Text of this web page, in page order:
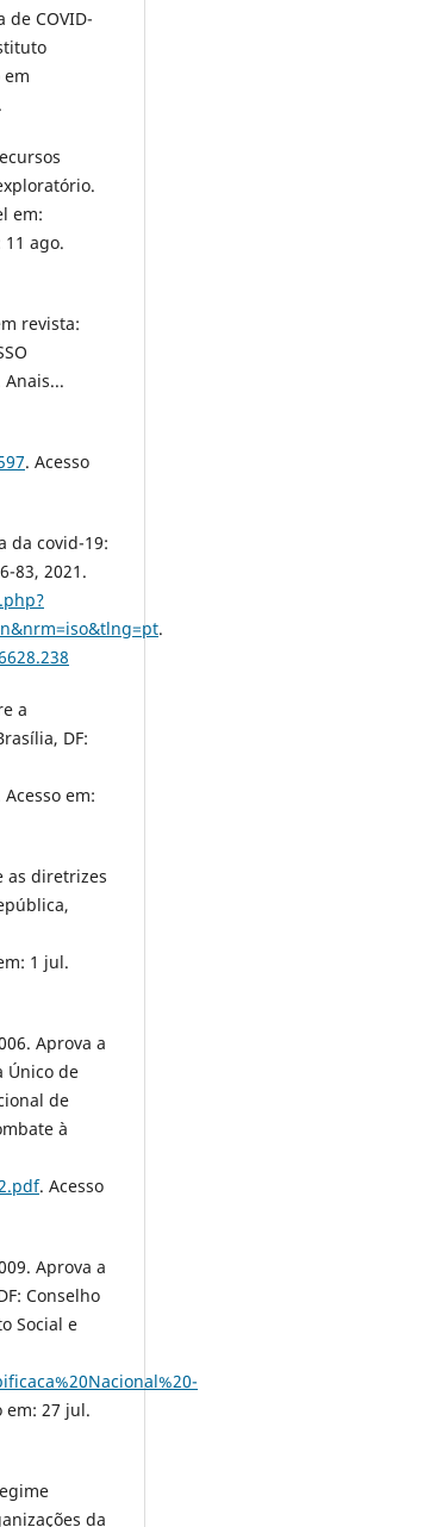
de COVID-
em
em:
11 ago.
revista:
Anais...
. Acesso
da covid-19:
83, 2021.
.
a
DF:
Acesso em:
as diretrizes
1 jul.
Aprova a
Único de
de
à
. Acesso
Aprova a
Conselho
Social e
em: 27 jul.
da